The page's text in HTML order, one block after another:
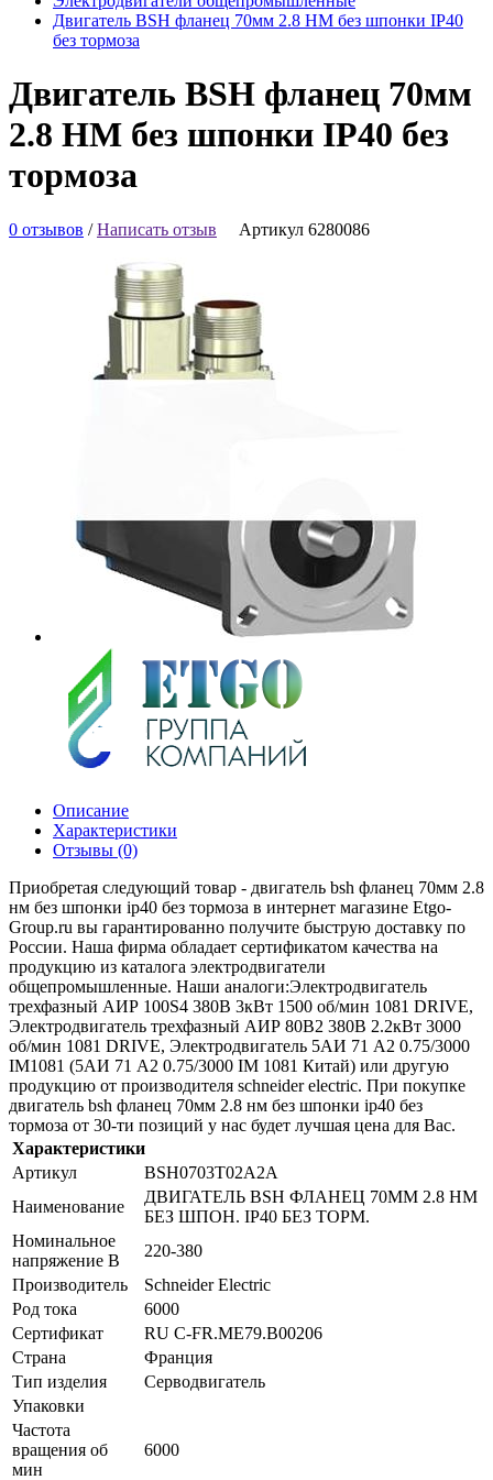
Двигатель BSH фланец 70мм 2.8 НМ без шпонки IP40
без тормоза
Двигатель BSH фланец 70мм
2.8 НМ без шпонки IP40 без
тормоза
0 отзывов /Написать отзыв Артикул 6280086
Описание
Характеристики
Отзывы (0)
Приобретая следующий товар - двигатель bsh фланец 70мм 2.8
нм без шпонки ip40 без тормоза в интернет магазине Etgo-
Group.ru вы гарантированно получите быструю доставку по
России. Наша фирма обладает сертификатом качества на
продукцию из каталога электродвигатели
общепромышленные. Наши аналоги:Электродвигатель
трехфазный АИР 100S4 380В 3кВт 1500 об/мин 1081 DRIVE,
Электродвигатель трехфазный АИР 80B2 380В 2.2кВт 3000
об/мин 1081 DRIVE, Электродвигатель 5АИ 71 А2 0.75/3000
IM1081 (5АИ 71 А2 0.75/3000 IM 1081 Китай) или другую
продукцию от производителя schneider electric. При покупке
двигатель bsh фланец 70мм 2.8 нм без шпонки ip40 без
тормоза от 30-ти позиций у нас будет лучшая цена для Вас.
Характеристики
Артикул
BSH0703T02A2A
Наименование
ДВИГАТЕЛЬ BSH ФЛАНЕЦ 70MM 2.8 НМ
БЕЗ ШПОН. IP40 БЕЗ ТОРМ.
Номинальное
напряжение В
220-380
Производитель
Schneider Electric
Род тока
6000
Сертификат
RU C-FR.ME79.B00206
Страна
Франция
Тип изделия
Серводвигатель
Упаковки
Частота
вращения об
мин
6000